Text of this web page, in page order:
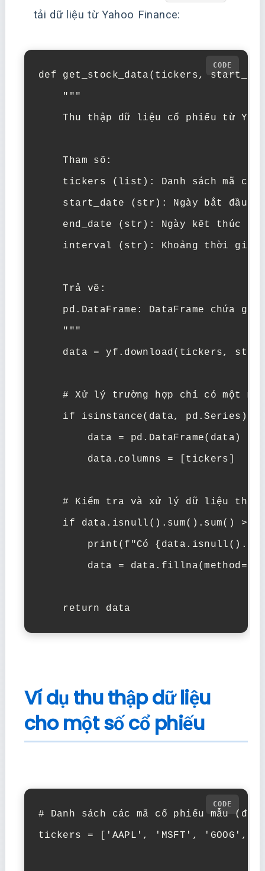
tải dữ liệu từ Yahoo Finance:
def get_stock_data(tickers,
    """
Thu thập dữ liệu cổ phiếu từ
    Tham số:
tickers (list): Danh sách mã cổ
start_date (str): Ngày bắt đầu
end_date (str): Ngày kết thúc
interval (str): Khoảng thời gian
    Trả về:
pd.DataFrame: DataFrame chứa
    """
data = yf.download(tickers,
# Xử lý trường hợp chỉ có một mã
    if isinstance(data, pd.Series):
        data = pd.DataFrame(data)
        data.columns = [tickers]
# Kiểm tra và xử lý dữ liệu
if data.isnull().sum().sum() >
print(f"Có
data =
    return data
Ví dụ thu thập dữ liệu
cho một số cổ phiếu
# Danh sách các mã cổ phiếu mẫu
tickers = ['AAPL', 'MSFT', 'GOOG',